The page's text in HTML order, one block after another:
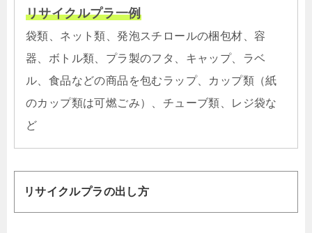
リサイクルプラ一例
袋類、ネット類、発泡スチロールの梱包材、容
器、ボトル類、プラ製のフタ、キャップ、ラベ
ル、食品などの商品を包むラップ、カップ類（紙
のカップ類は可燃ごみ）、チューブ類、レジ袋な
ど
リサイクルプラの出し方